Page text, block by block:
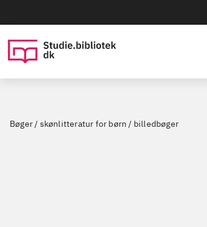
Bøger / skønlitteratur for børn / billedbøger